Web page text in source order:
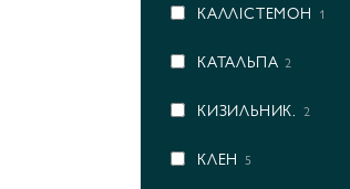
КАЛЛІСТЕМОН 1
КАТАЛЬПА 2
КИЗИЛЬНИК. 2
КЛЕН 5